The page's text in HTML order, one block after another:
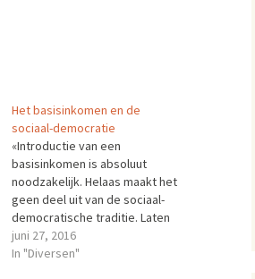
Het basisinkomen en de
sociaal-democratie
«Introductie van een
basisinkomen is absoluut
noodzakelijk. Helaas maakt het
geen deel uit van de sociaal-
democratische traditie. Laten
we er over nadenken. In de
naoorlogse consensus
juni 27, 2016
In "Diversen"